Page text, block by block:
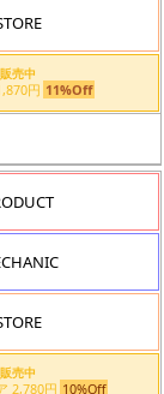
販売中
1,870円 11%Off
販売中
バトンストア 2,780円 10%Off